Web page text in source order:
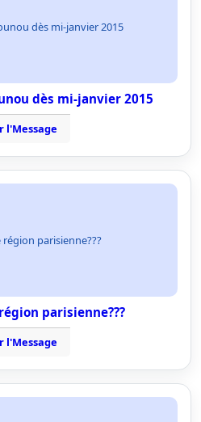
dès mi-janvier 2015
dès mi-janvier 2015
l'Message
parisienne???
parisienne???
l'Message